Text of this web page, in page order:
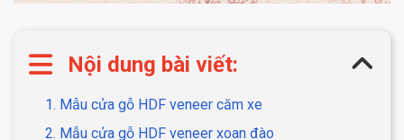
Nội dung bài viết:
1. Mẫu cửa gỗ HDF veneer căm xe
2. Mẫu cửa gỗ HDF veneer xoan đào